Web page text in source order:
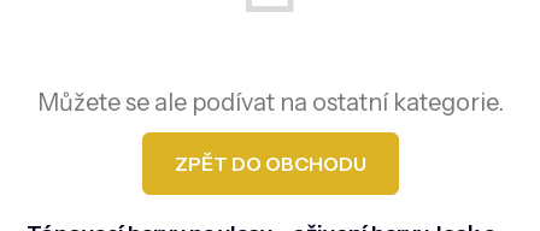
Můžete se ale podívat na ostatní kategorie.
ZPĚT DO OBCHODU